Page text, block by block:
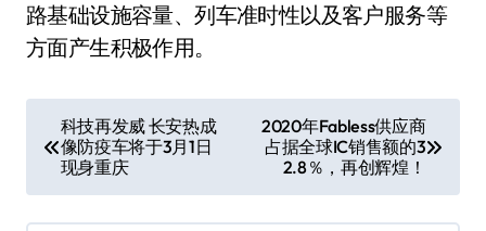
路基础设施容量、列车准时性以及客户服务等
方面产生积极作用。
章
导
科技再发威 长安热成
像防疫车将于3月1日
现身重庆
2020年Fabless供应商
占据全球IC销售额的3
2.8％，再创辉煌！